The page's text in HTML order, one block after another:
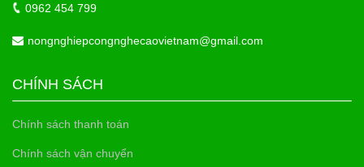
0962 454 799
nongnghiepcongnghecaovietnam@gmail.com
CHÍNH SÁCH
Chính sách thanh toán
Chính sách vận chuyển